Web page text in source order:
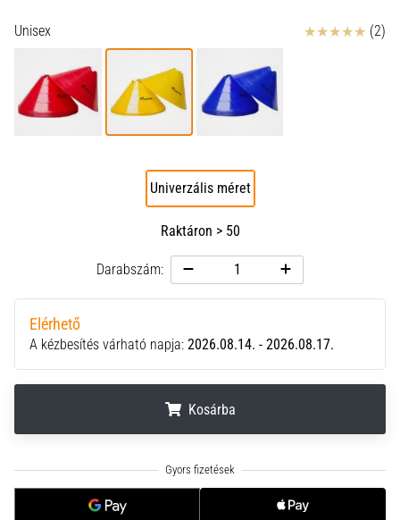
10 perces olvasási idő
Training
–
hogyan
súlyemelés.
Téged
vonz
a
ami
kicsit
mindig
Unisex Értékelés (2)
Univerzális méret
Raktáron > 50
Darabszám:
Elérhető
A kézbesítés várható napja: 2026.08.14. - 2026.08.17.
Kosárba